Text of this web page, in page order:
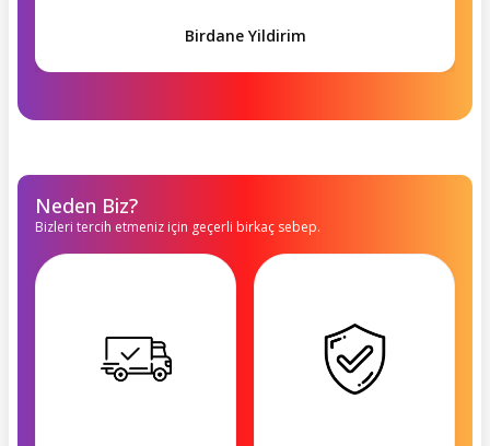
Birdane Yildirim
Neden Biz?
Bizleri tercih etmeniz için geçerli birkaç sebep.